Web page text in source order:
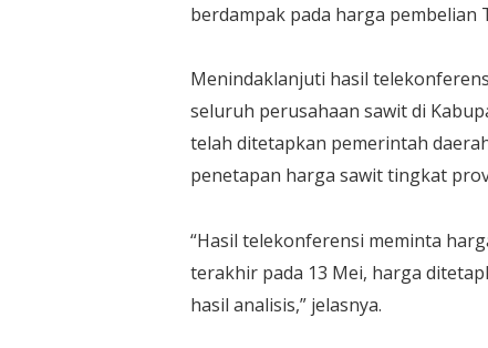
berdampak pada harga pembelian
Menindaklanjuti hasil
seluruh perusahaan sawit di
telah ditetapkan pemerintah
penetapan harga sawit tingkat
“Hasil telekonferensi meminta
terakhir pada 13 Mei, harga
hasil analisis,” jelasnya.